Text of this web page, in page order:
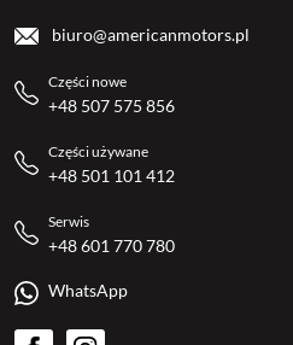
biuro@americanmotors.pl
Części nowe
+48 507 575 856
Części używane
+48 501 101 412
Serwis
+48 601 770 780
WhatsApp